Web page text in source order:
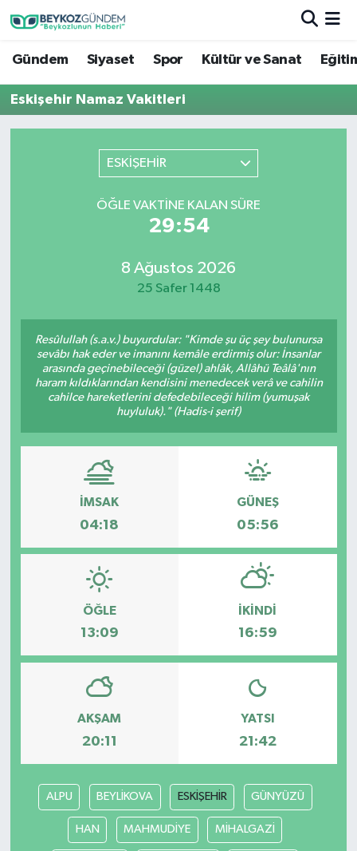
Gündem Siyaset Spor Kültür ve Sanat
Eskişehir Namaz Vakitleri
ESKİŞEHİR
ÖĞLE VAKTINE KALAN SÜRE
29:54
8 Ağustos 2026
25 Safer 1448
Resûlullah (s.a.v.) buyurdular: "Kimde şu üç şey bulunursa
sevâbı hak eder ve imanını kemâle erdirmiş olur: İnsanlar
arasında geçinebileceği (güzel) ahlâk, Allâhü Teâlâ'nın
haram kıldıklarından kendisini menedecek verâ ve cahilin
cahilce hareketlerini defedebileceği hilim (yumuşak
huyluluk)." (Hadis-i şerif)
İMSAK
04:18
GÜNEŞ
05:56
ÖĞLE
13:09
İKINDI
16:59
AKŞAM
20:11
YATSI
21:42
ALPU BEYLİKOVA ESKİŞEHİR GÜNYÜZÜ
HAN MAHMUDİYE MİHALGAZİ
Hava Durumu
Trafik Durumu
Son Dakika Haberleri